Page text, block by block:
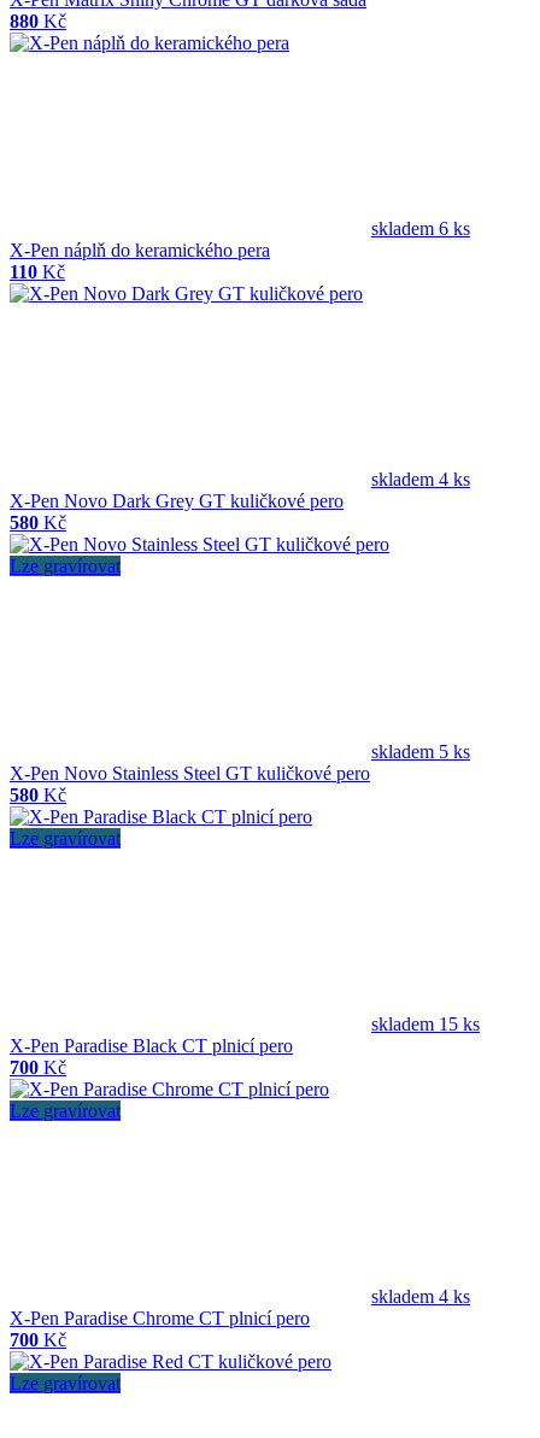
880 Kč
skladem 6 ks
X-Pen náplň do keramického pera
110 Kč
skladem 4 ks
X-Pen Novo Dark Grey GT kuličkové pero
580 Kč
Lze gravírovat
skladem 5 ks
X-Pen Novo Stainless Steel GT kuličkové pero
580 Kč
Lze gravírovat
skladem 15 ks
X-Pen Paradise Black CT plnicí pero
700 Kč
Lze gravírovat
skladem 4 ks
X-Pen Paradise Chrome CT plnicí pero
700 Kč
Lze gravírovat